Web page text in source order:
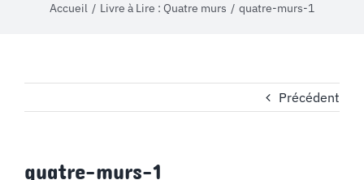
Accueil Livre à Lire : Quatre murs quatre-murs-1
Précédent
quatre-murs-1